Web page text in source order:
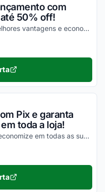
com
50% off!
Aproveite ainda hoje com as melhores vantagens e economize em todas as compras com facilidade!
Pix e garanta
toda a loja!
Aproveite esta oportunidade e economize em todas as suas compras online ainda hoje!